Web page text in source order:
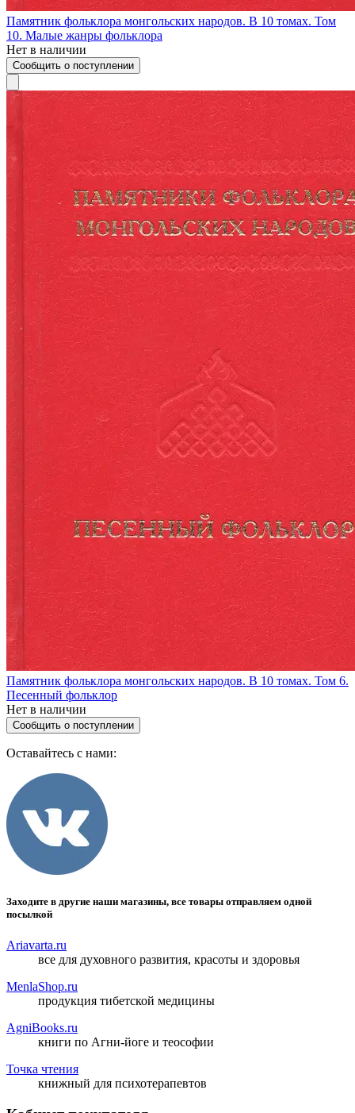
Памятник фольклора монгольских народов. В 10 томах. Том
10. Малые жанры фольклора
Нет в наличии
Сообщить о поступлении
Памятник фольклора монгольских народов. В 10 томах. Том 6.
Песенный фольклор
Нет в наличии
Сообщить о поступлении
Оставайтесь с нами:
Заходите в другие наши магазины, все товары отправляем одной
посылкой
Ariavarta.ru
все для духовного развития, красоты и здоровья
MenlaShop.ru
продукция тибетской медицины
AgniBooks.ru
книги по Агни-йоге и теософии
Точка чтения
книжный для психотерапевтов